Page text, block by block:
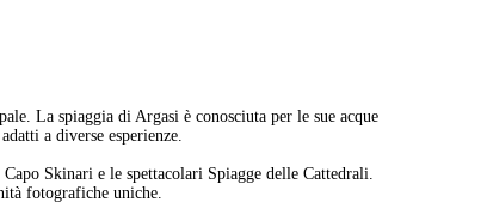
La spiaggia di Argasi è conosciuta per le sue acque
a diverse esperienze.
Skinari e le spettacolari Spiagge delle Cattedrali.
fotografiche uniche.